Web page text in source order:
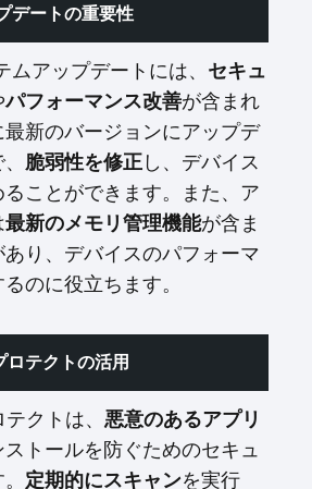
デートの重要性
アップデートには、
セキュ
パフォーマンス改善が含まれ
新のバージョンにアップデ
脆弱性を修正 し、デバイス
ことができます。また、ア
最新のメモリ管理機能が含ま
り、デバイスのパフォーマ
のに役立ちます。
テクトの活用
クトは、 悪意のあるアプリ
トールを防ぐためのセキュ
定期的にスキャンを実行